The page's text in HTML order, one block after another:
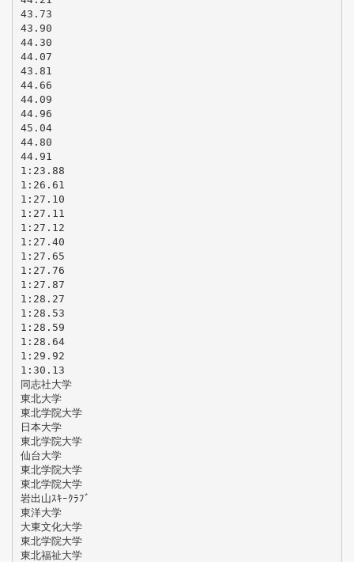
43.73
43.90
44.30
44.07
43.81
44.66
44.09
44.96
45.04
44.80
44.91
1:23.88
1:26.61
1:27.10
1:27.11
1:27.12
1:27.40
1:27.65
1:27.76
1:27.87
1:28.27
1:28.53
1:28.59
1:28.64
1:29.92
1:30.13
同志社大学
東北大学
東北学院大学
日本大学
東北学院大学
仙台大学
東北学院大学
東北学院大学
岩出山ｽｷｰｸﾗﾌﾞ
東洋大学
大東文化大学
東北学院大学
東北福祉大学